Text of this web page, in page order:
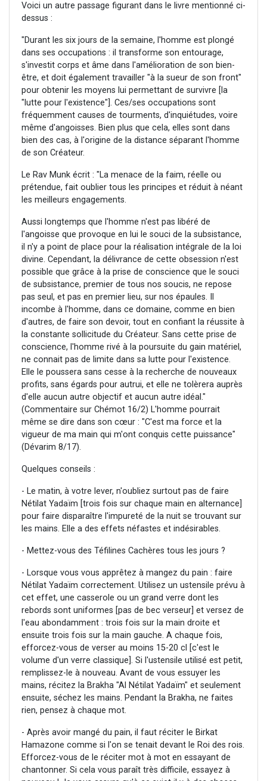
Voici un autre passage figurant dans le livre mentionné ci-
dessus :
"Durant les six jours de la semaine, l'homme est plongé
dans ses occupations : il transforme son entourage,
s'investit corps et âme dans l'amélioration de son bien-
être, et doit également travailler "à la sueur de son front"
pour obtenir les moyens lui permettant de survivre [la
"lutte pour l'existence"]. Ces/ses occupations sont
fréquemment causes de tourments, d'inquiétudes, voire
même d'angoisses. Bien plus que cela, elles sont dans
bien des cas, à l'origine de la distance séparant l'homme
de son Créateur.
Le Rav Munk écrit : "La menace de la faim, réelle ou
prétendue, fait oublier tous les principes et réduit à néant
les meilleurs engagements.
Aussi longtemps que l'homme n'est pas libéré de
l'angoisse que provoque en lui le souci de la subsistance,
il n'y a point de place pour la réalisation intégrale de la loi
divine. Cependant, la délivrance de cette obsession n'est
possible que grâce à la prise de conscience que le souci
de subsistance, premier de tous nos soucis, ne repose
pas seul, et pas en premier lieu, sur nos épaules. Il
incombe à l'homme, dans ce domaine, comme en bien
d'autres, de faire son devoir, tout en confiant la réussite à
la constante sollicitude du Créateur. Sans cette prise de
conscience, l'homme rivé à la poursuite du gain matériel,
ne connait pas de limite dans sa lutte pour l'existence.
Elle le poussera sans cesse à la recherche de nouveaux
profits, sans égards pour autrui, et elle ne tolèrera auprès
d'elle aucun autre objectif et aucun autre idéal."
(Commentaire sur Chémot 16/2) L'homme pourrait
même se dire dans son cœur : "C'est ma force et la
vigueur de ma main qui m'ont conquis cette puissance"
(Dévarim 8/17).
Quelques conseils :
- Le matin, à votre lever, n'oubliez surtout pas de faire
Nétilat Yadaïm [trois fois sur chaque main en alternance]
pour faire disparaître l'impureté de la nuit se trouvant sur
les mains. Elle a des effets néfastes et indésirables.
- Mettez-vous des Téfilines Cachères tous les jours ?
- Lorsque vous vous apprêtez à mangez du pain : faire
Nétilat Yadaïm correctement. Utilisez un ustensile prévu à
cet effet, une casserole ou un grand verre dont les
rebords sont uniformes [pas de bec verseur] et versez de
l'eau abondamment : trois fois sur la main droite et
ensuite trois fois sur la main gauche. A chaque fois,
efforcez-vous de verser au moins 15-20 cl [c'est le
volume d'un verre classique]. Si l'ustensile utilisé est petit,
remplissez-le à nouveau. Avant de vous essuyer les
mains, récitez la Brakha "Al Nétilat Yadaïm" et seulement
ensuite, séchez les mains. Pendant la Brakha, ne faites
rien, pensez à chaque mot.
- Après avoir mangé du pain, il faut réciter le Birkat
Hamazone comme si l'on se tenait devant le Roi des rois.
Efforcez-vous de le réciter mot à mot en essayant de
chantonner. Si cela vous paraît très difficile, essayez à